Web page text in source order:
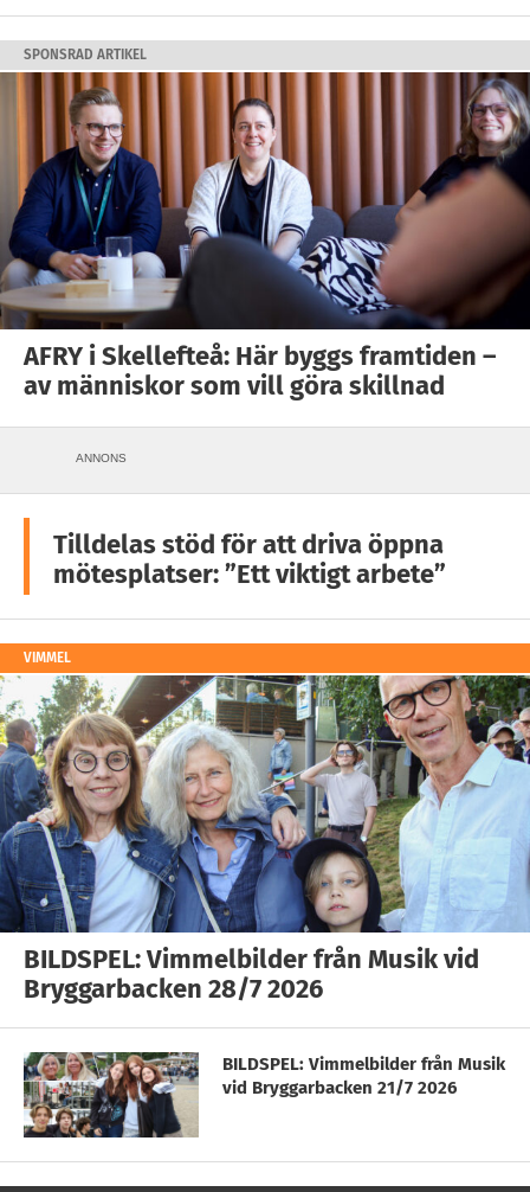
SPONSRAD ARTIKEL
AFRY i Skellefteå: Här byggs framtiden –
av människor som vill göra skillnad
ANNONS
Tilldelas stöd för att driva öppna
mötesplatser: ”Ett viktigt arbete”
VIMMEL
BILDSPEL: Vimmelbilder från Musik vid
Bryggarbacken 28/7 2026
BILDSPEL: Vimmelbilder från Musik
vid Bryggarbacken 21/7 2026